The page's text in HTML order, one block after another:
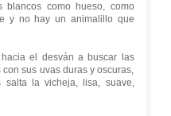
blancos como hueso, como
y no hay un animalillo que
el desván a buscar las
sus uvas duras y oscuras,
salta la vicheja, lisa, suave,